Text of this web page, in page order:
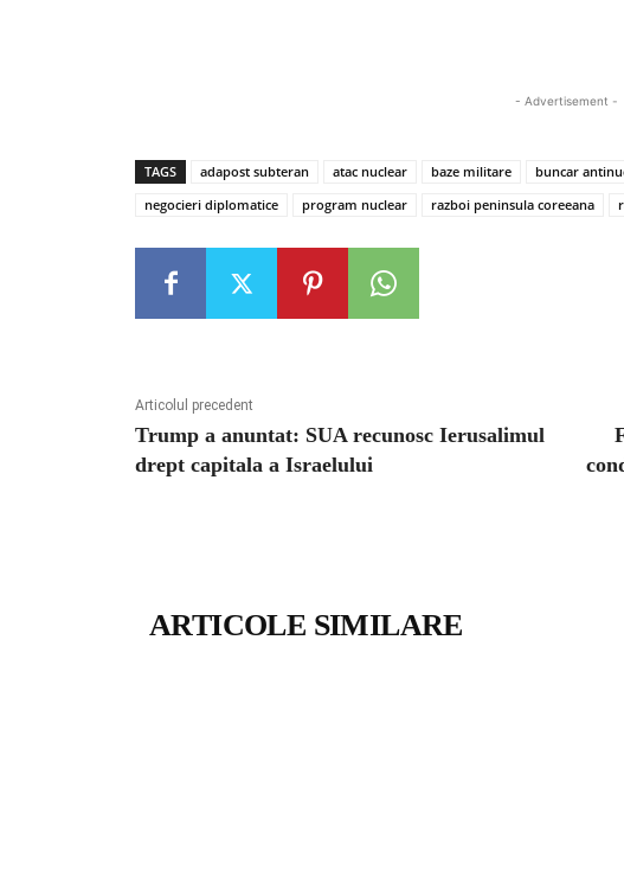
- Advertisement -
TAGS adapost subteran atac nuclear baze militare buncar
negocieri diplomatice
program nuclear razboi peninsula coreeana
Articolul precedent
Trump a anuntat: SUA recunosc Ierusalimul
drept capitala a Israelului
ARTICOLE SIMILARE